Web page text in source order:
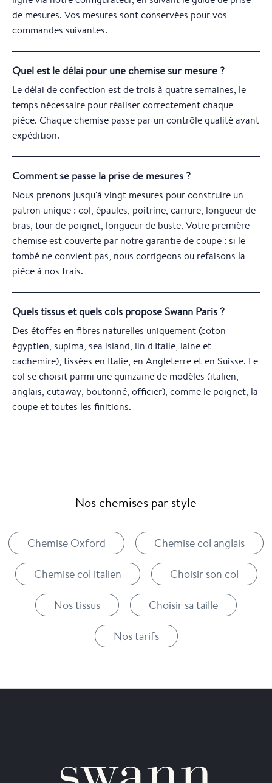
de mesures. Vos mesures sont conservées pour vos
commandes suivantes.
Quel est le délai pour une chemise sur mesure ?
Le délai de confection est de trois à quatre semaines, le
temps nécessaire pour réaliser correctement chaque
pièce. Chaque chemise passe par un contrôle qualité avant
expédition.
Comment se passe la prise de mesures ?
Nous prenons jusqu'à vingt mesures pour construire un
patron unique : col, épaules, poitrine, carrure, longueur de
bras, tour de poignet, longueur de buste. Votre première
chemise est couverte par notre garantie de coupe : si le
tombé ne convient pas, nous corrigeons ou refaisons la
pièce à nos frais.
Quels tissus et quels cols propose Swann Paris ?
Des étoffes en fibres naturelles uniquement (coton
égyptien, supima, sea island, lin d'Italie, laine et
cachemire), tissées en Italie, en Angleterre et en Suisse. Le
col se choisit parmi une quinzaine de modèles (italien,
anglais, cutaway, boutonné, officier), comme le poignet, la
coupe et toutes les finitions.
Nos chemises par style
Chemise Oxford Chemise col anglais
Chemise col italien Choisir son col
Nos tissus Choisir sa taille
Nos tarifs